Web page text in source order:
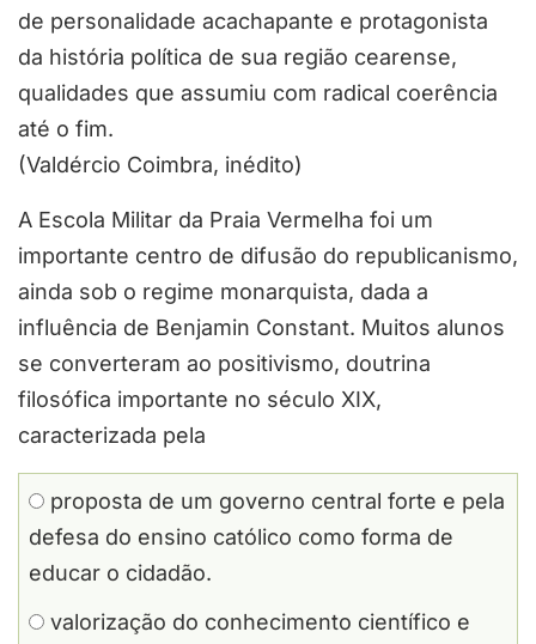
de personalidade acachapante e protagonista
da história política de sua região cearense,
qualidades que assumiu com radical coerência
até o fim.
(Valdércio Coimbra, inédito)
A Escola Militar da Praia Vermelha foi um
importante centro de difusão do republicanismo,
ainda sob o regime monarquista, dada a
influência de Benjamin Constant. Muitos alunos
se converteram ao positivismo, doutrina
filosófica importante no século XIX,
caracterizada pela
proposta de um governo central forte e pela
defesa do ensino católico como forma de
educar o cidadão.
valorização do conhecimento científico e